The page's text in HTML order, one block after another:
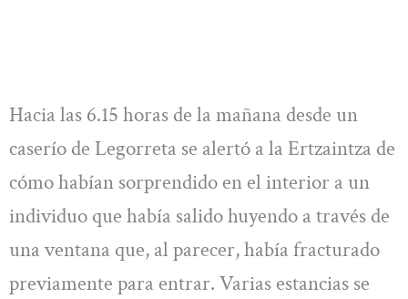
Hacia las 6.15 horas de la mañana desde un
caserío de Legorreta se alertó a la Ertzaintza de
cómo habían sorprendido en el interior a un
individuo que había salido huyendo a través de
una ventana que, al parecer, había fracturado
previamente para entrar. Varias estancias se